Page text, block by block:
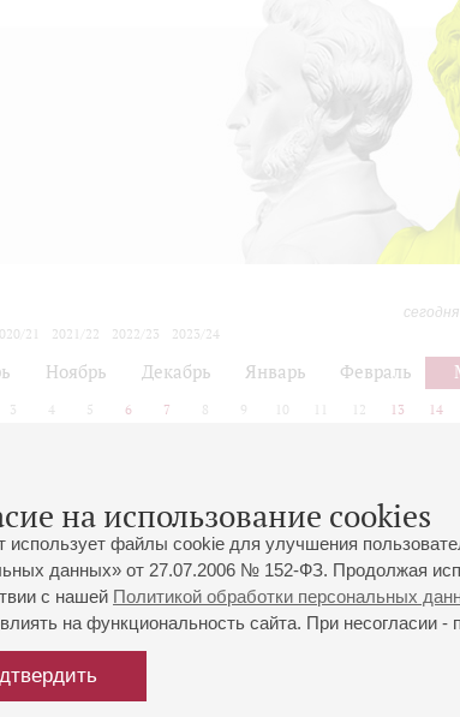
на использование cookies
использует файлы cookie для улучшения
данных» от 27.07.2006 № 152-ФЗ. Продолжая
с нашей Политикой обработки персональных
на функциональность сайта. При несогласии -
21 2021/22 2022/23
2023/24
Ноябрь Декабрь Январь Февраль
3 4 5 6 7 8 9 10 12 13 14
Февраль